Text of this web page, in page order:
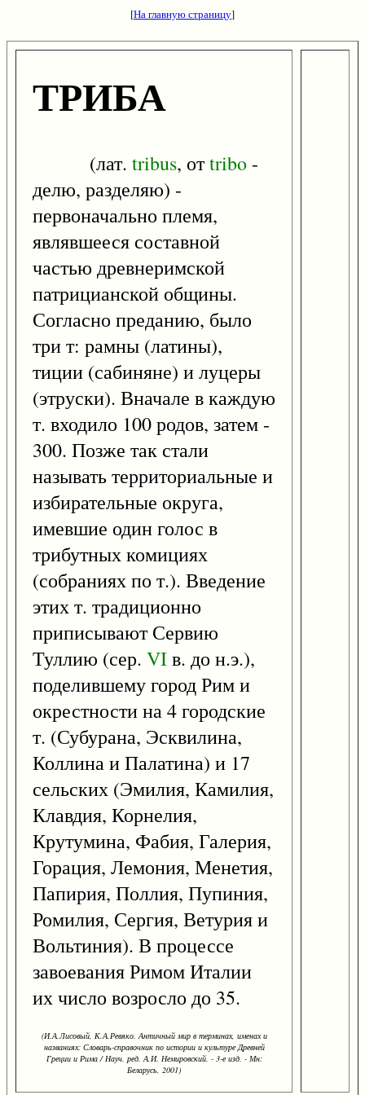
[На главную страницу]
ТРИБА
(лат. tribus, отtribo -
делю, разделяю) -
первоначально племя,
являвшееся составной
частью древнеримской
патрицианской общины.
Согласно преданию, было
три т: рамны (латины),
тиции (сабиняне) и луцеры
(этруски). Вначале в каждую
т. входило 100 родов, затем -
300. Позже так стали
называть территориальные и
избирательные округа,
имевшие один голос в
трибутных комициях
(собраниях по т.). Введение
этих т. традиционно
приписывают Сервию
Туллию (сер. VIв. до н.э.),
поделившему город Рим и
окрестности на 4 городские
т. (Субурана, Эсквилина,
Коллина и Палатина) и 17
сельских (Эмилия, Камилия,
Клавдия, Корнелия,
Крутумина, Фабия, Галерия,
Горация, Лемония, Менетия,
Папирия, Поллия, Пупиния,
Ромилия, Сергия, Ветурия и
Вольтиния). В процессе
завоевания Римом Италии
их число возросло до 35.
(И.А.Лисовый, К.А.Ревяко. Античный мир в терминах, именах и
названиях: Словарь-справочник по истории и культуре Древней
Греции и Рима / Науч. ред. А.И. Немировский. - 3-е изд. - Мн:
Беларусь, 2001)